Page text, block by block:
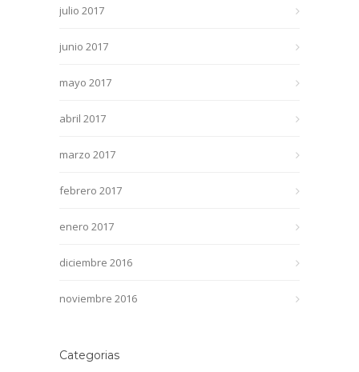
julio 2017
junio 2017
mayo 2017
abril 2017
marzo 2017
febrero 2017
enero 2017
diciembre 2016
noviembre 2016
Categorias